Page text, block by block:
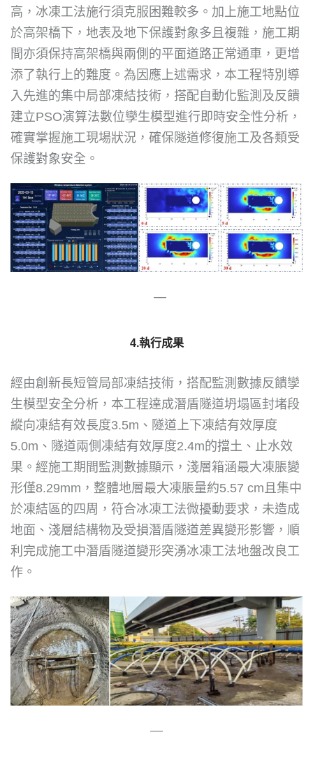
高，冰凍工法施行須克服困難較多。加上施工地點位
於高架橋下，地表及地下保護對象多且複雜，施工期
間亦須保持高架橋與兩側的平面道路正常通車，更增
添了執行上的難度。為因應上述需求，本工程特別導
入先進的集中局部凍結技術，搭配自動化監測及反饋
建立PSO演算法數位孿生模型進行即時安全性分析，
確實掌握施工現場狀況，確保隧道修復施工及各類受
保護對象安全。
—
4.執行成果
經由創新長短管局部凍結技術，搭配監測數據反饋孿
生模型安全分析，本工程達成潛盾隧道坍塌區封堵段
縱向凍結有效長度3.5m、隧道上下凍結有效厚度
5.0m、隧道兩側凍結有效厚度2.4m的擋土、止水效
果。經施工期間監測數據顯示，淺層箱涵最大凍脹變
形僅8.29mm，整體地層最大凍脹量約5.57 cm且集中
於凍結區的四周，符合冰凍工法微擾動要求，未造成
地面、淺層結構物及受損潛盾隧道差異變形影響，順
利完成施工中潛盾隧道變形突湧冰凍工法地盤改良工
作。
—